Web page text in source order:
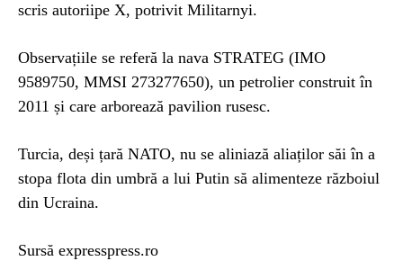
scris autoriipe X, potrivit Militarnyi.
Observațiile se referă la nava STRATEG (IMO
9589750, MMSI 273277650), un petrolier construit în
2011 și care arborează pavilion rusesc.
Turcia, deși țară NATO, nu se aliniază aliaților săi în a
stopa flota din umbră a lui Putin să alimenteze războiul
din Ucraina.
Sursă expresspress.ro